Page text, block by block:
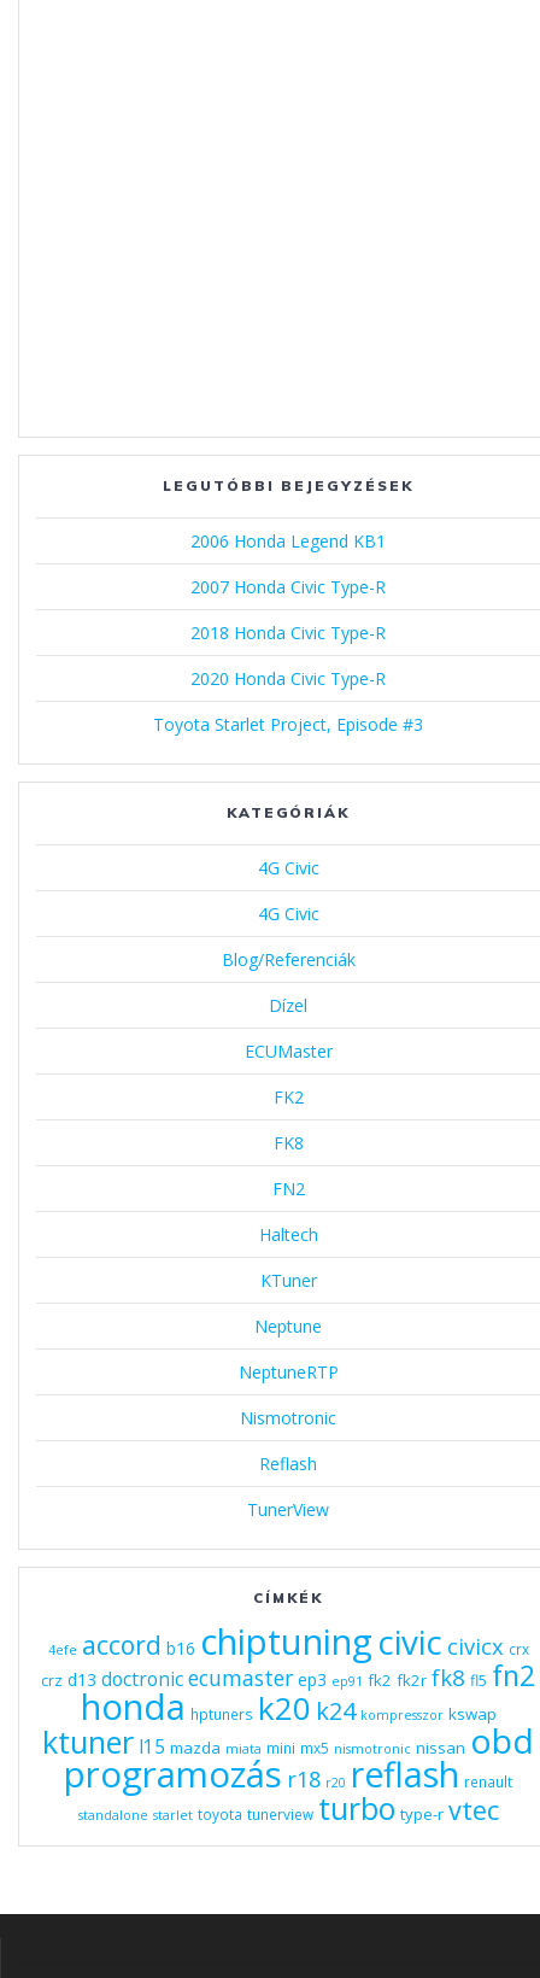
LEGUTÓBBI BEJEGYZÉSEK
2006 Honda Legend KB1
2007 Honda Civic Type-R
2018 Honda Civic Type-R
2020 Honda Civic Type-R
Toyota Starlet Project, Episode #3
KATEGÓRIÁK
4G Civic
4G Civic
Blog/Referenciák
Dízel
ECUMaster
FK2
FK8
FN2
Haltech
KTuner
Neptune
NeptuneRTP
Nismotronic
Reflash
TunerView
CÍMKÉK
4efe accord b16 chiptuningcivic civicx crx
crz d13 doctronicecumaster ep3 ep91 fk2 fk2r fk8 fl5 fn2
honda hptuners k20 k24 kompresszor kswap
ktuner l15 mazda miata mini mx5 nismotronic nissan obd
programozás r18 r20 reflash renault
standalone starlet toyota tunerview turbo type-r vtec